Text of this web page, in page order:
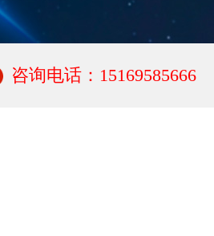
咨询电话：15169585666